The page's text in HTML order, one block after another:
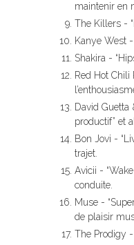
maintenir en
The Killers -
Kanye West
Shakira -
Red Hot Chili
David Guetta
productif” et
Bon Jovi -
trajet.
Avicii -
conduite.
Muse -
de plaisir
The Prodigy -